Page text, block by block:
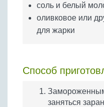
соль и белый
оливковое или
для жарки
Способ
заняться